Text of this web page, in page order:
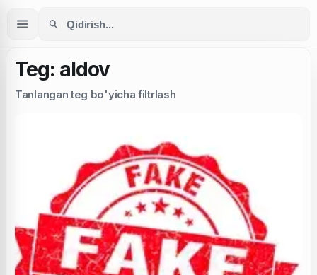
Teg: aldov
Tanlangan teg bo'yicha filtrlash